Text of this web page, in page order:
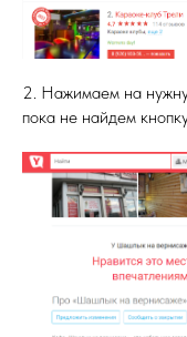
2. Нажимаем на
пока не найдем